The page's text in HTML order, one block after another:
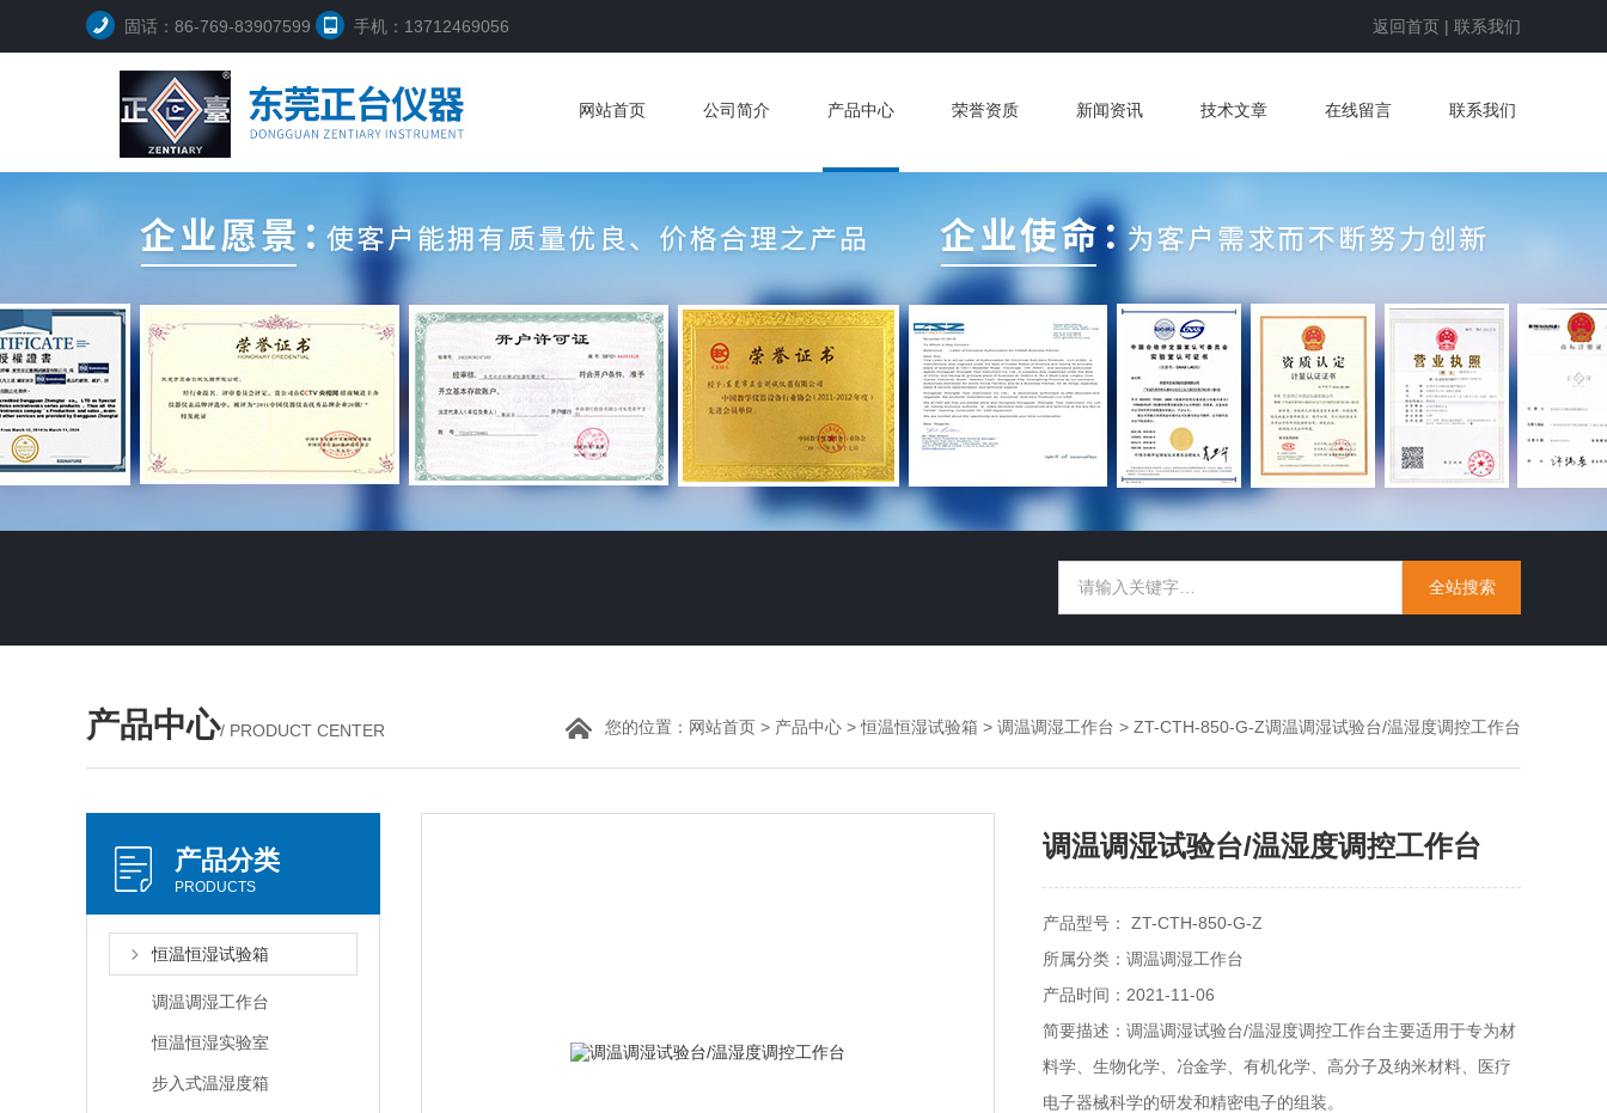
固话：86-769-83907599 手机：13712469056 返回首页 | 联系我们
网站首页 公司简介 产品中心 荣誉资质 新闻资讯 技术文章 在线留言 联系我们
产品中心/ PRODUCT CENTER 您的位置： 网站首页 > 产品中心 >恒温恒湿试验箱 > 调温调湿工作台 > ZT-CTH-850-G-Z调温调湿试验台/温湿度调控工作台
产品分类
PRODUCTS
恒温恒湿试验箱
调温调湿工作台
恒温恒湿实验室
步入式温湿度箱
调温调湿试验台/温湿度调控工作台
产品型号： ZT-CTH-850-G-Z
所属分类：调温调湿工作台
产品时间：2021-11-06
简要描述：调温调湿试验台/温湿度调控工作台主要适用于专为材
料学、生物化学、冶金学、有机化学、高分子及纳米材料、医疗
电子器械科学的研发和精密电子的组装。